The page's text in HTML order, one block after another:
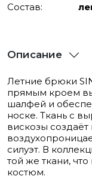
Состав:
Описание
Летние брюки
прямым кроем
шалфей и
носке. Ткань с
вискозы
силуэт. В
той же ткани,
костюм.